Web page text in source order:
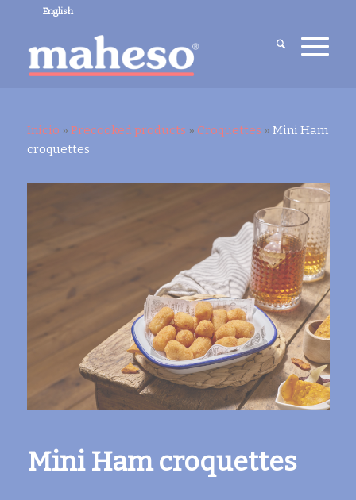
English
Inicio » Precooked products » Croquettes » Mini Ham
croquettes
Mini Ham croquettes